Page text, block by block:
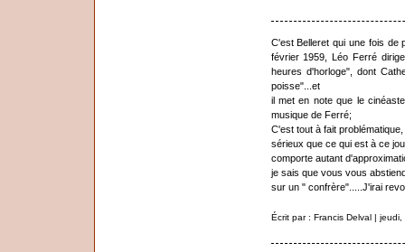
C'est Belleret qui une fois de
février 1959, Léo Ferré
heures d'horloge", dont
poisse"...et
il met en note que le
musique de Ferré;
C'est tout à fait
sérieux que ce qui est à ce
comporte autant
je sais que vous vous
sur un " confrère".....J'irai
Écrit par : Francis Delval |